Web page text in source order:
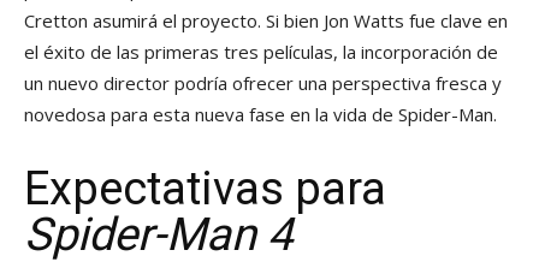
Cretton asumirá el proyecto. Si bien Jon Watts fue clave en
el éxito de las primeras tres películas, la incorporación de
un nuevo director podría ofrecer una perspectiva fresca y
novedosa para esta nueva fase en la vida de Spider-Man.
Expectativas para
Spider-Man 4